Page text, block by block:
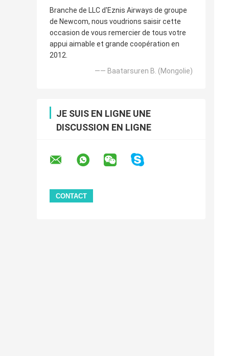
Branche de LLC d'Eznis Airways de groupe
de Newcom, nous voudrions saisir cette
occasion de vous remercier de tous votre
appui aimable et grande coopération en
2012.
—— Baatarsuren B. (Mongolie)
JE SUIS EN LIGNE UNE
DISCUSSION EN LIGNE